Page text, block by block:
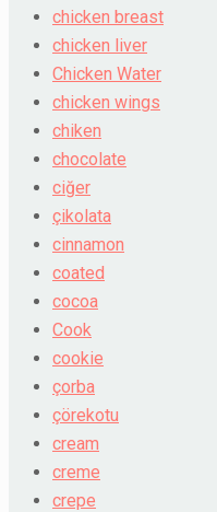
chicken breast
chicken liver
Chicken Water
chicken wings
chiken
chocolate
ciğer
çikolata
cinnamon
coated
cocoa
Cook
cookie
çorba
çörekotu
cream
creme
crepe